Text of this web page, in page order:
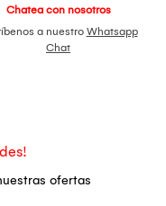
Chatea con nosotros
a nuestro Whatsapp
Chat
ofertas